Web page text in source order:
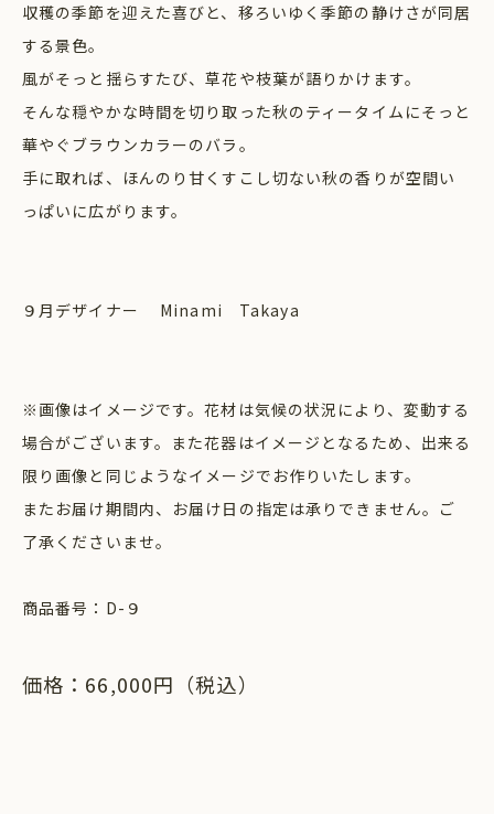
収穫の季節を迎えた喜びと、移ろいゆく季節の静けさが同居
する景色。
風がそっと揺らすたび、草花や枝葉が語りかけます。
そんな穏やかな時間を切り取った秋のティータイムにそっと
華やぐブラウンカラーのバラ。
手に取れば、ほんのり甘くすこし切ない秋の香りが空間い
っぱいに広がります。
９月デザイナー Minami Takaya
※画像はイメージです。花材は気候の状況により、変動する
場合がございます。また花器はイメージとなるため、出来る
限り画像と同じようなイメージでお作りいたします。
またお届け期間内、お届け日の指定は承りできません。ご
了承くださいませ。
商品番号：D-９
価格：66,000円（税込）